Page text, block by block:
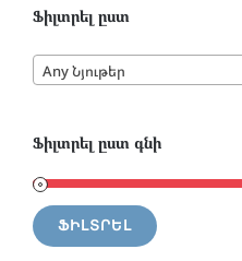
Ֆիլտրել ըստ
Any Նյութեր
Ֆիլտրել ըստ գնի
Min
MaxՖԻԼՏՐԵԼ